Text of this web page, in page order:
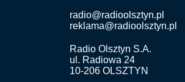
radio@radioolsztyn.pl
reklama@radioolsztyn.pl
Radio Olsztyn S.A.
ul. Radiowa 24
10-206 OLSZTYN